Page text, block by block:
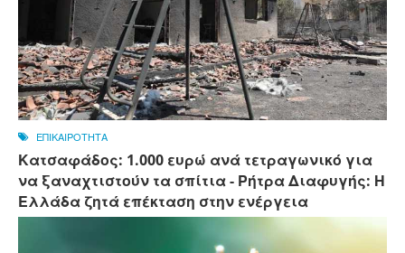
ΕΠΙΚΑΙΡΟΤΗΤΑ
Κατσαφάδος: 1.000 ευρώ ανά τετραγωνικό για
να ξαναχτιστούν τα σπίτια - Ρήτρα Διαφυγής: Η
Ελλάδα ζητά επέκταση στην ενέργεια